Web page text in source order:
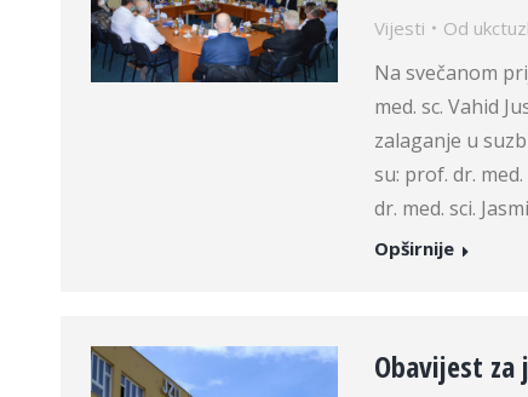
Vijesti Od
Na svečanom
med. sc. Vahid
zalaganje u
su: prof. dr.
dr. med. sci.
Opširnije
Obavijest za